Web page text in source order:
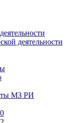
деятельности
МЗ РИ